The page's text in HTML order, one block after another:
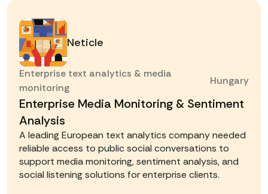
Enterprise Media Monitoring & Sentiment
Analysis
A leading European text analytics company needed
reliable access to public social conversations to
support media monitoring, sentiment analysis, and
social listening solutions for enterprise clients.
Neticle
Enterprise text analytics & media
monitoring
Hungary